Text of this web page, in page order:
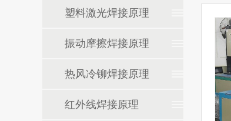
塑料激光焊接原理
振动摩擦焊接原理
热风冷铆焊接原理
红外线焊接原理